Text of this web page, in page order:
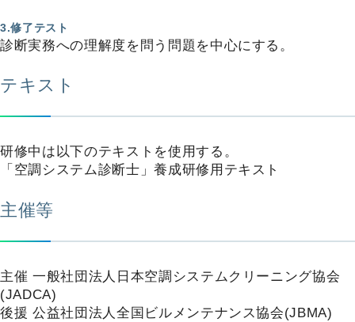
3.修了テスト
診断実務への理解度を問う問題を中心にする。
テキスト
研修中は以下のテキストを使用する。
「空調システム診断士」養成研修用テキスト
主催等
主催 一般社団法人日本空調システムクリーニング協会
(JADCA)
後援 公益社団法人全国ビルメンテナンス協会(JBMA)